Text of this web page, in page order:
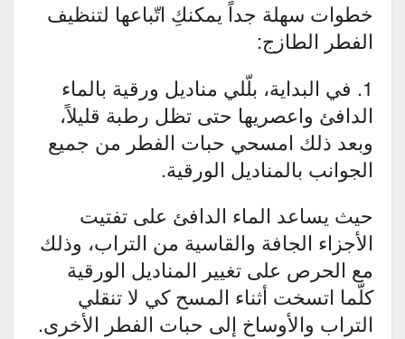
خطوات سهلة جداً يمكنكِ اتّباعها لتنظيف
الفطر الطازج:
1. في البداية، بلّلي مناديل ورقية بالماء
الدافئ واعصريها حتى تظل رطبة قليلاً،
وبعد ذلك امسحي حبات الفطر من جميع
الجوانب بالمناديل الورقية.
حيث يساعد الماء الدافئ على تفتيت
الأجزاء الجافة والقاسية من التراب، وذلك
مع الحرص على تغيير المناديل الورقية
كلّما اتسخت أثناء المسح كي لا تنقلي
التراب والأوساخ إلى حبات الفطر الأخرى.